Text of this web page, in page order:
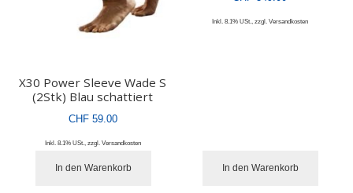
X30 Power Sleeve Wade S
(2Stk) Blau schattiert
CHF 59.00
Inkl. 8.1% USt., zzgl. Versandkosten
In den Warenkorb
Inkl. 8.1% USt., zzgl. Versandkosten
In den Warenkorb